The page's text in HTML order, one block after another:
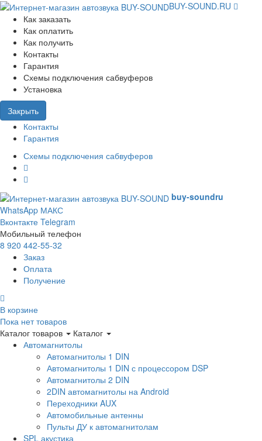
BUY-SOUND.RU
Как заказать
Как оплатить
Как получить
Контакты
Гарантия
Схемы подключения сабвуферов
Установка
Закрыть
Контакты
Гарантия
Схемы подключения сабвуферов
buy-soundru
WhatsApp МАКС
Вконтакте Telegram
Мобильный телефон
8 920 442-55-32
Заказ
Оплата
Получение
В корзине
Пока нет товаров
Каталог товаров
Каталог
Автомагнитолы
Автомагнитолы 1 DIN
Автомагнитолы 1 DIN с процессором DSP
Автомагнитолы 2 DIN
2DIN автомагнитолы на Android
Переходники AUX
Автомобильные антенны
Пульты ДУ к автомагнитолам
SPL акустика